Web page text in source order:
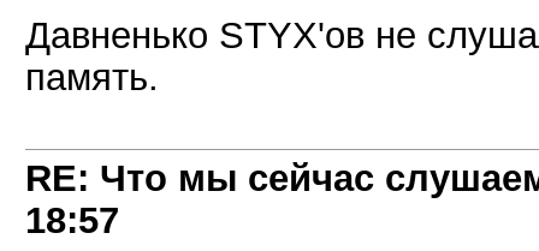
Давненько STYX'ов не
память.
RE: Что мы сейчас
18:57